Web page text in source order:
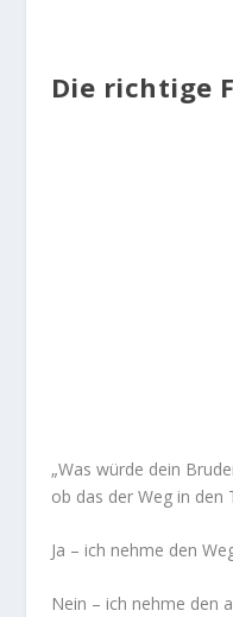
Die richtige
„Was würde dein
ob das der Weg in den
Ja – ich nehme den
Nein – ich nehme den